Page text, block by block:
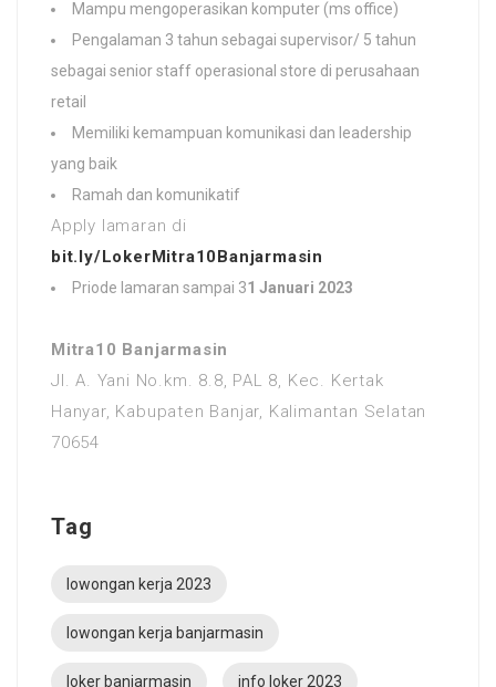
Mampu mengoperasikan komputer (ms office)
Pengalaman 3 tahun sebagai supervisor/ 5 tahun
sebagai senior staff operasional store di perusahaan
retail
Memiliki kemampuan komunikasi dan leadership
yang baik
Ramah dan komunikatif
Apply lamaran di
bit.ly/LokerMitra10Banjarmasin
Priode lamaran sampai 31 Januari 2023
Mitra10 Banjarmasin
Jl. A. Yani No.km. 8.8, PAL 8, Kec. Kertak
Hanyar, Kabupaten Banjar, Kalimantan Selatan
70654
Tag
lowongan kerja 2023
lowongan kerja banjarmasin
loker banjarmasin info loker 2023